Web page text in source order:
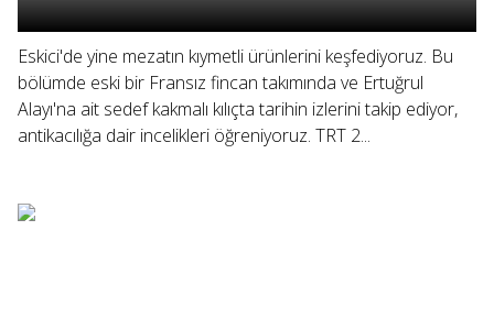
Eskici'de yine mezatın kıymetli ürünlerini keşfediyoruz. Bu
bölümde eski bir Fransız fincan takımında ve Ertuğrul
Alayı'na ait sedef kakmalı kılıçta tarihin izlerini takip ediyor,
antikacılığa dair incelikleri öğreniyoruz. TRT 2...